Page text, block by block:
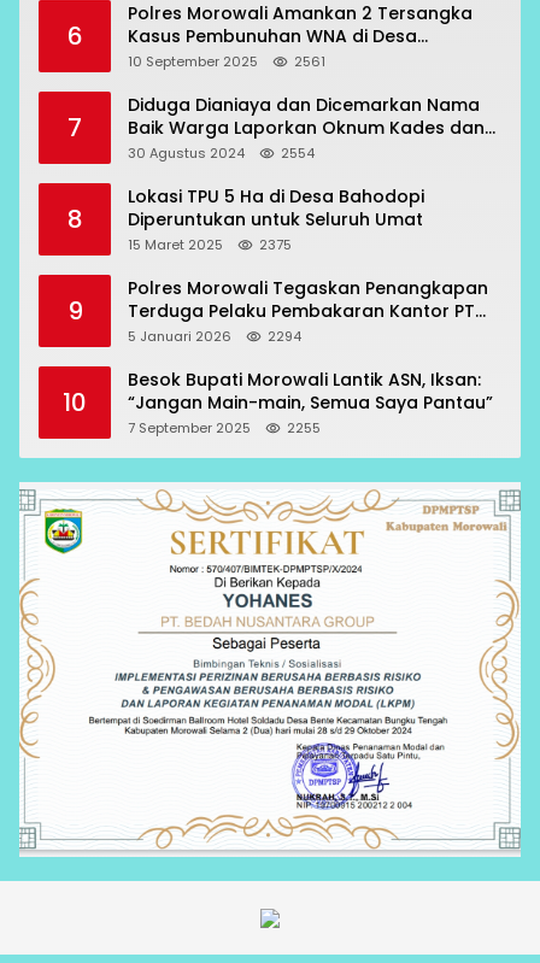
6
Polres Morowali Amankan 2 Tersangka
Kasus Pembunuhan WNA di Desa
Topogaro
10 September 2025 2561
7
Diduga Dianiaya dan Dicemarkan Nama
Baik Warga Laporkan Oknum Kades dan
Oknum Polisi
30 Agustus 2024 2554
8
Lokasi TPU 5 Ha di Desa Bahodopi
Diperuntukan untuk Seluruh Umat
15 Maret 2025 2375
9
Polres Morowali Tegaskan Penangkapan
Terduga Pelaku Pembakaran Kantor PT
RCP Sesuai Prosedur
5 Januari 2026 2294
10
Besok Bupati Morowali Lantik ASN, Iksan:
“Jangan Main-main, Semua Saya Pantau”
7 September 2025 2255